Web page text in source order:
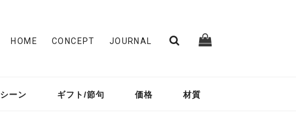
HOME CONCEPT JOURNAL
シーン ギフト/節句 価格 材質